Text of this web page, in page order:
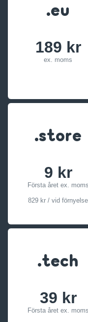
.eu
189 kr
ex. moms
.store
9 kr
Första året ex. moms
829 kr / vid förnyelse
.tech
39 kr
Första året ex. moms